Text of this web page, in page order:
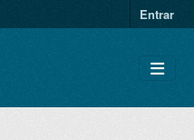
Entrar